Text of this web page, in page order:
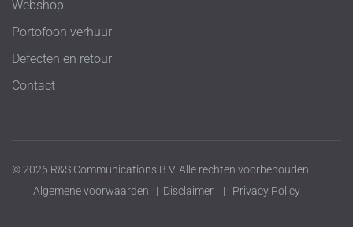
Webshop
Portofoon verhuur
Defecten en retour
Contact
© 2026 R&S Communications B.V. Alle rechten voorbehouden.
Algemene voorwaarden | Disclaimer | Privacy Policy